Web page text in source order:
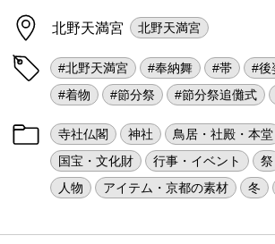
北野天満宮 北野天満宮
#北野天満宮 #奉納舞 #帯 #後
#着物
#節分祭 #節分祭追儺式
寺社仏閣 神社 鳥居・社殿・本堂
国宝・文化財
行事・イベント 祭
人物
アイテム・京都の素材 冬